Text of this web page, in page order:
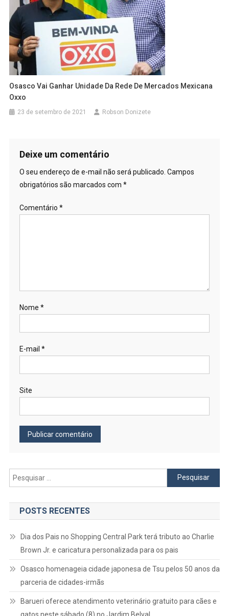
Osasco Vai Ganhar Unidade Da Rede De Mercados Mexicana
Oxxo
23 de setembro de 2021 Robson Donizete
Deixe um comentário
O seu endereço de e-mail não será publicado. Campos
obrigatórios são marcados com *
Comentário *
Nome *
E-mail *
Site
Pesquisar
por:
POSTS RECENTES
Dia dos Pais no Shopping Central Park terá tributo ao Charlie
Brown Jr. e caricatura personalizada para os pais
Osasco homenageia cidade japonesa de Tsu pelos 50 anos da
parceria de cidades-irmãs
Barueri oferece atendimento veterinário gratuito para cães e